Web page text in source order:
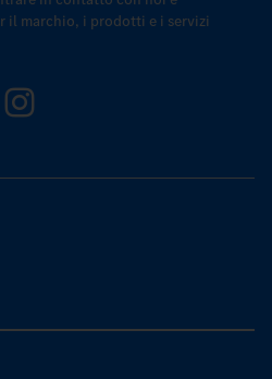
il marchio, i prodotti e i servizi